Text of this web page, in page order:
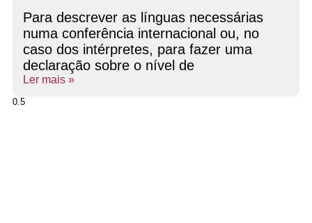
Para descrever as línguas necessárias
numa conferência internacional ou, no
caso dos intérpretes, para fazer uma
declaração sobre o nível de
Ler mais »